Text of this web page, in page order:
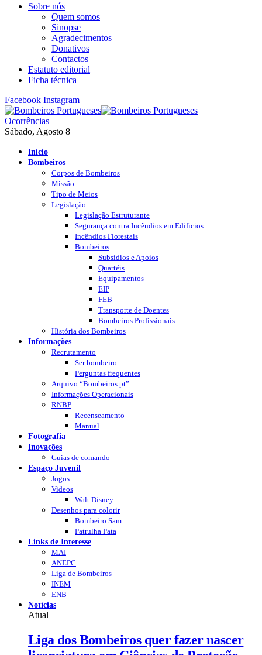
Sobre nós
Quem somos
Sinopse
Agradecimentos
Donativos
Contactos
Estatuto editorial
Ficha técnica
Facebook Instagram
Ocorrências
Sábado, Agosto 8
Início
Bombeiros
Corpos de Bombeiros
Missão
Tipo de Meios
Legislação
Legislação Estruturante
Segurança contra Incêndios em Edificios
Incêndios Florestais
Bombeiros
Subsídios e Apoios
Quartéis
Equipamentos
EIP
FEB
Transporte de Doentes
Bombeiros Profissionais
História dos Bombeiros
Informações
Recrutamento
Ser bombeiro
Perguntas frequentes
Arquivo “Bombeiros.pt”
Informações Operacionais
RNBP
Recenseamento
Manual
Fotografia
Inovações
Guias de comando
Espaço Juvenil
Jogos
Videos
Walt Disney
Desenhos para colorir
Bombeiro Sam
Patrulha Pata
Links de Interesse
MAI
ANEPC
Liga de Bombeiros
INEM
ENB
Notícias
Atual
Liga dos Bombeiros quer fazer nascer